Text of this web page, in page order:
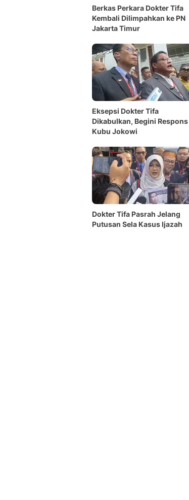
Berkas Perkara Dokter Tifa
Kembali Dilimpahkan ke PN
Jakarta Timur
Eksepsi Dokter Tifa
Dikabulkan, Begini Respons
Kubu Jokowi
Dokter Tifa Pasrah Jelang
Putusan Sela Kasus Ijazah